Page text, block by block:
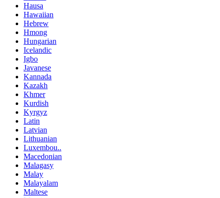
Hausa
Hawaiian
Hebrew
Hmong
Hungarian
Icelandic
Igbo
Javanese
Kannada
Kazakh
Khmer
Kurdish
Kyrgyz
Latin
Latvian
Lithuanian
Luxembou..
Macedonian
Malagasy
Malay
Malayalam
Maltese